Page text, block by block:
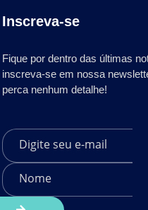
Inscreva-se
Fique por dentro das últimas
inscreva-se em nossa
perca nenhum detalhe!